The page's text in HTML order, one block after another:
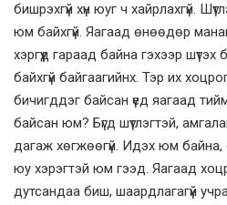
бишрэхгүй хүн юуг ч хайрлахгүй.
юм байхгүй. Яагаад өнөөдөр
хэргүүд гараад байна гэхээр
байхгүй байгаагийнх. Тэр их
бичигддэг байсан үед яагаад
байсан юм? Бүгд шүтлэгтэй,
дагаж хөгжөөгүй. Идэх юм
юу хэрэгтэй юм гээд. Яагаад
дутсандаа биш, шаардлагагүй